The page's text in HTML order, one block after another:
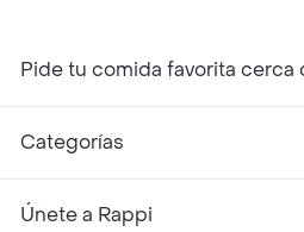
Pide tu comida favorita cerca
Categorías
Únete a Rappi